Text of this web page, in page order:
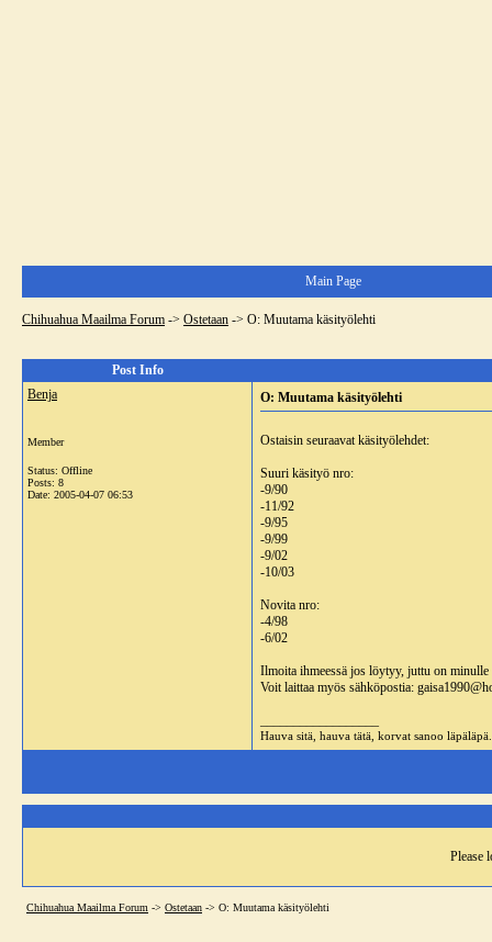
Main Page
Chihuahua Maailma Forum -> Ostetaan -> O: Muutama käsityölehti
Post Info
Benja
Member
Status: Offline
Posts: 8
Date: 2005-04-07 06:53
O: Muutama käsityölehti
Ostaisin seuraavat käsityölehdet:
Suuri käsityö nro:
-9/90
-11/92
-9/95
-9/99
-9/02
-10/03
Novita nro:
-4/98
-6/02
Ilmoita ihmeessä jos löytyy, juttu on
Voit laittaa myös sähköpostia:
Hauva sitä, hauva tätä, korvat sanoo läpäläpä.
Please
Chihuahua Maailma Forum -> Ostetaan -> O: Muutama käsityölehti